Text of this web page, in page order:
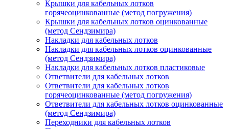
Крышки для кабельных лотков
горячеоцинкованные (метод погружения)
Крышки для кабельных лотков оцинкованные
(метод Сендзимира)
Накладки для кабельных лотков
Накладки для кабельных лотков оцинкованные
(метод Сендзимира)
Накладки для кабельных лотков пластиковые
Ответвители для кабельных лотков
Ответвители для кабельных лотков
горячеоцинкованные (метод погружения)
Ответвители для кабельных лотков оцинкованные
(метод Сендзимира)
Переходники для кабельных лотков